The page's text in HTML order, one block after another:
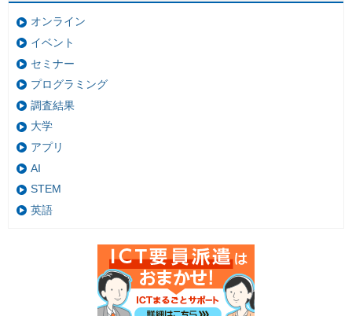
オンライン
イベント
セミナー
プログラミング
調査結果
大学
アプリ
AI
STEM
英語